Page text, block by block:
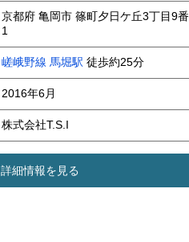
京都府 亀岡市 篠町夕日ケ丘3丁目9番
1
嵯峨野線 馬堀駅 徒歩約25分
2016年6月
株式会社T.S.I
詳細情報を見る